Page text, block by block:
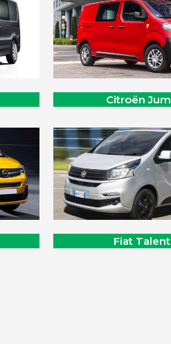
Citroën
Fiat